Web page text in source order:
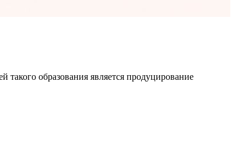
образования является продуцирование